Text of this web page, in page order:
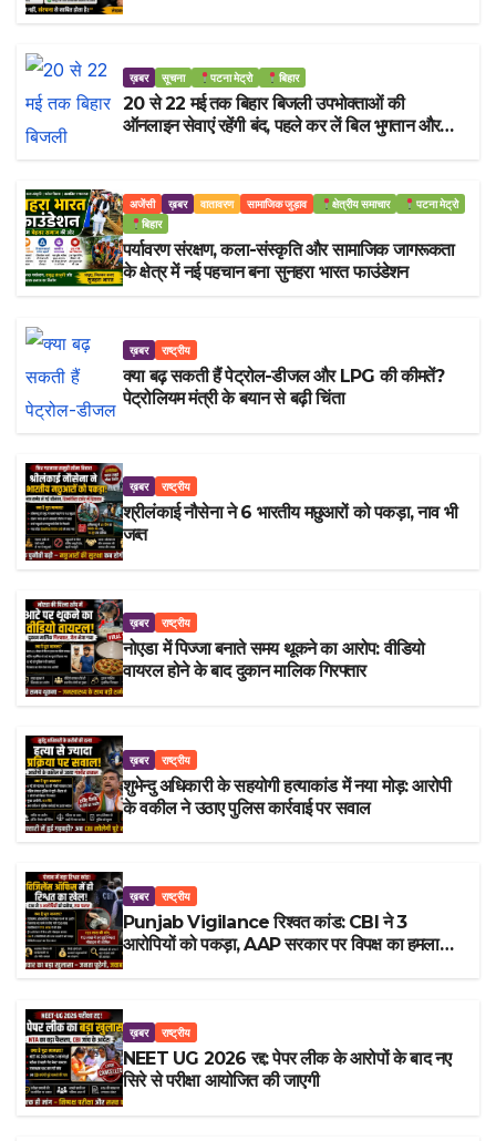
ख़बर सूचना पटना मेट्रो बिहार
20 से 22 मई तक बिहार बिजली उपभोक्ताओं की
ऑनलाइन सेवाएं रहेंगी बंद, पहले कर लें बिल भुगतान और
अजेंसी ख़बर वातावरण सामाजिक जुड़ाव क्षेत्रीय समाचार
पटना मेट्रो
बिहार
पर्यावरण संरक्षण, कला-संस्कृति और सामाजिक जागरूकता
के क्षेत्र में नई पहचान बना सुनहरा भारत फाउंडेशन
ख़बर राष्ट्रीय
क्या बढ़ सकती हैं पेट्रोल-डीजल और LPG की कीमतें?
पेट्रोलियम मंत्री के बयान से बढ़ी चिंता
ख़बर राष्ट्रीय
श्रीलंकाई नौसेना ने 6 भारतीय मछुआरों को पकड़ा, नाव भी
जब्त
ख़बर राष्ट्रीय
नोएडा में पिज्जा बनाते समय थूकने का आरोप: वीडियो
वायरल होने के बाद दुकान मालिक गिरफ्तार
ख़बर राष्ट्रीय
शुभेन्दु अधिकारी के सहयोगी हत्याकांड में नया मोड़: आरोपी
के वकील ने उठाए पुलिस कार्रवाई पर सवाल
ख़बर राष्ट्रीय
Punjab Vigilance रिश्वत कांड: CBI ने 3
आरोपियों को पकड़ा, AAP सरकार पर विपक्ष का हमला
ख़बर राष्ट्रीय
NEET UG 2026 रद्द: पेपर लीक के आरोपों के बाद नए
सिरे से परीक्षा आयोजित की जाएगी